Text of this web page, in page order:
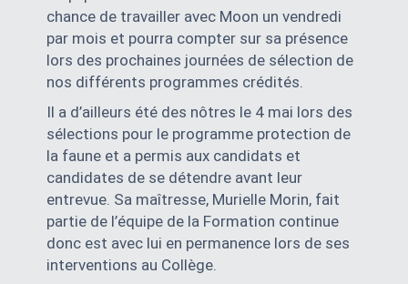
chance de travailler avec Moon un vendredi
par mois et pourra compter sur sa présence
lors des prochaines journées de sélection de
nos différents programmes crédités.
Il a d’ailleurs été des nôtres le 4 mai lors des
sélections pour le programme protection de
la faune et a permis aux candidats et
candidates de se détendre avant leur
entrevue. Sa maîtresse, Murielle Morin, fait
partie de l’équipe de la Formation continue
donc est avec lui en permanence lors de ses
interventions au Collège.